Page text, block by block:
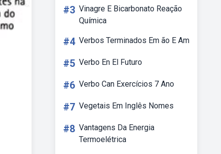
#3 Vinagre E Bicarbonato Reação
Química
#4 Verbos Terminados Em ão E Am
#5 Verbo En El Futuro
#6 Verbo Can Exercícios 7 Ano
#7 Vegetais Em Inglês Nomes
#8 Vantagens Da Energia
Termoelétrica